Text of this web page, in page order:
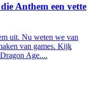
Anthem een vette
uit. Nu weten we van
van games. Kijk
Age....